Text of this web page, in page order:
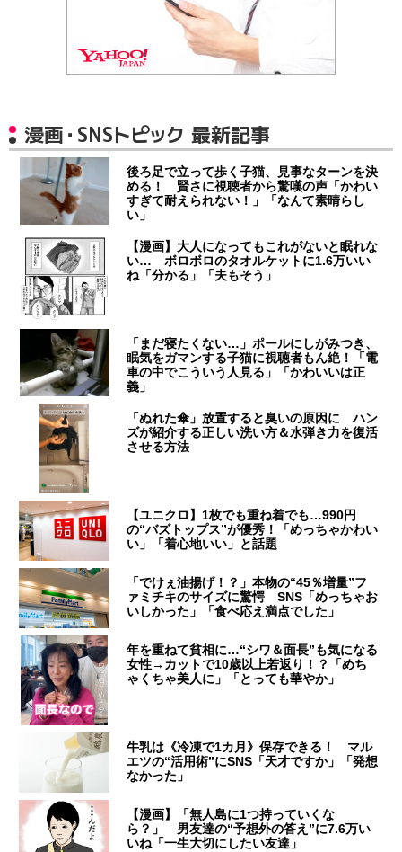
漫画・SNSトピック 最新記事
後ろ足で立って歩く子猫、見事なターンを決
める！ 賢さに視聴者から驚嘆の声「かわい
すぎて耐えられない！」「なんて素晴らし
い」
【漫画】大人になってもこれがないと眠れな
い… ボロボロのタオルケットに1.6万いい
ね「分かる」「夫もそう」
「まだ寝たくない…」ポールにしがみつき、
眠気をガマンする子猫に視聴者もん絶！「電
車の中でこういう人見る」「かわいいは正
義」
「ぬれた傘」放置すると臭いの原因に ハン
ズが紹介する正しい洗い方＆水弾き力を復活
させる方法
【ユニクロ】1枚でも重ね着でも…990円
の“バズトップス”が優秀！「めっちゃかわい
い」「着心地いい」と話題
「でけぇ油揚げ！？」本物の“45％増量”フ
ァミチキのサイズに驚愕 SNS「めっちゃお
いしかった」「食べ応え満点でした」
年を重ねて貧相に…“シワ＆面長”も気になる
女性→カットで10歳以上若返り！？「めち
ゃくちゃ美人に」「とっても華やか」
牛乳は《冷凍で1カ月》保存できる！ マル
エツの“活用術”にSNS「天才ですか」「発想
なかった」
【漫画】「無人島に1つ持っていくな
ら？」 男友達の“予想外の答え”に7.6万い
いね「一生大切にしたい友達」